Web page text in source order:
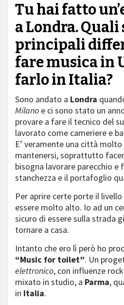
Tu hai fatto
a Londra. Quali
principali
fare musica in
farlo in Italia?
Sono andato a Londra
Milano e ci sono stato un
provare a fare il tecnico del
lavorato come cameriere e
E’ veramente una città molto
mantenersi, soprattutto
bisogna lavorare parecchio e
stanchezza e il portafoglio
Per aprire certe porte il
essere molto alto. Io ad un
sicuro di essere sulla strada
tornare a casa.
Intanto che ero lì però ho
“Music for toilet”. Un
elettronico, con influenze
mixato in studio, a Parma,
in Italia.